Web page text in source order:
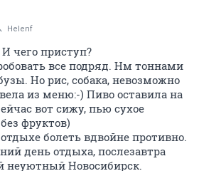
Helenf
чего приступ?
все подряд. Нм тоннами
Но рис, собака, невозможно
из меню:-) Пиво оставила на
вот сижу, пью сухое
фруктов)
болеть вдвойне противно.
день отдыха, послезавтра
неуютный Новосибирск.